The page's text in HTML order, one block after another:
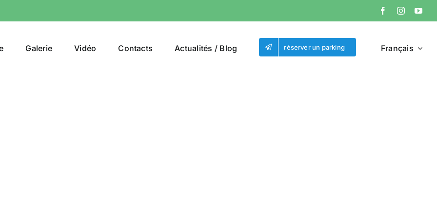
Galerie Vidéo Contacts Actualités / Blog réserver un parking Français